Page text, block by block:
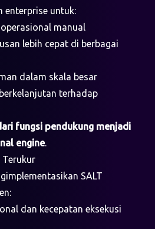
enterprise untuk:
manual
lebih cepat di berbagai
dalam skala besar
terhadap
fungsi pendukung menjadi
engine.
Terukur
SALT
dan kecepatan eksekusi